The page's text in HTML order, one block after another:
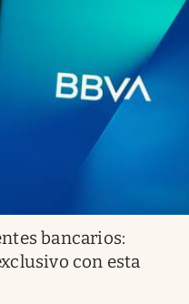
bancarios:
con esta